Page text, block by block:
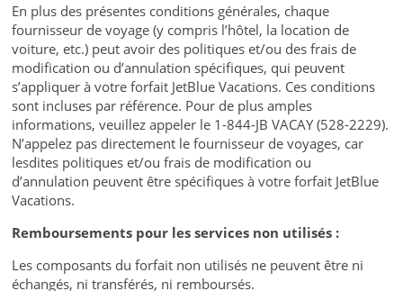
En plus des présentes conditions générales, chaque
fournisseur de voyage (y compris l’hôtel, la location de
voiture, etc.) peut avoir des politiques et/ou des frais de
modification ou d’annulation spécifiques, qui peuvent
s’appliquer à votre forfait JetBlue Vacations. Ces conditions
sont incluses par référence. Pour de plus amples
informations, veuillez appeler le 1-844-JB VACAY (528-2229).
N’appelez pas directement le fournisseur de voyages, car
lesdites politiques et/ou frais de modification ou
d’annulation peuvent être spécifiques à votre forfait JetBlue
Vacations.
Remboursements pour les services non utilisés :
Les composants du forfait non utilisés ne peuvent être ni
échangés, ni transférés, ni remboursés.